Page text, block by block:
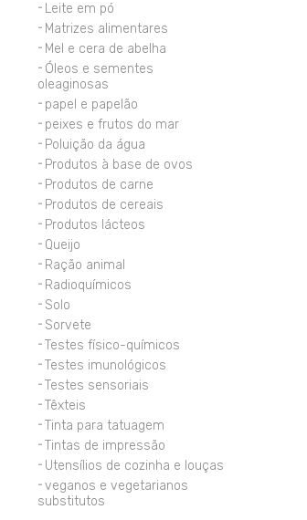
Leite em pó
Matrizes alimentares
Mel e cera de abelha
Óleos e sementes
oleaginosas
papel e papelão
peixes e frutos do mar
Poluição da água
Produtos à base de ovos
Produtos de carne
Produtos de cereais
Produtos lácteos
Queijo
Ração animal
Radioquímicos
Solo
Sorvete
Testes físico-químicos
Testes imunológicos
Testes sensoriais
Têxteis
Tinta para tatuagem
Tintas de impressão
Utensílios de cozinha e louças
veganos e vegetarianos
substitutos